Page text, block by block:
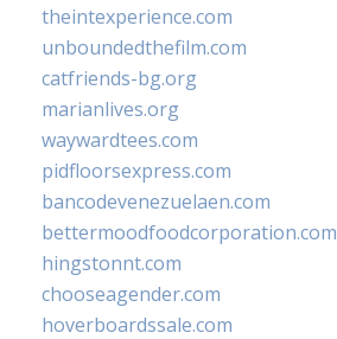
theintexperience.com
unboundedthefilm.com
catfriends-bg.org
marianlives.org
waywardtees.com
pidfloorsexpress.com
bancodevenezuelaen.com
bettermoodfoodcorporation.com
hingstonnt.com
chooseagender.com
hoverboardssale.com